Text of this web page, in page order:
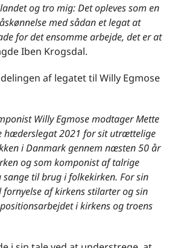
landet og tro mig: Det opleves som en
åskønnelse med sådan et legat at
for det ensomme arbejde, det er at
Iben Krogsdal.
af legatet til Willy Egmose
Willy Egmose modtager Mette
hæderslegat 2021 for sit utrættelige
i Danmark gennem næsten 50år
og som komponist af talrige
til brug i folkekirken. For sin
af kirkens stilarter og sin
i kirkens og troens